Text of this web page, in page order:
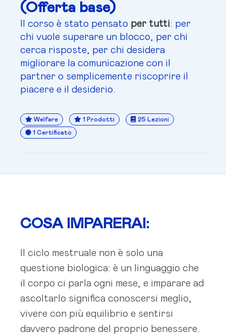
(Offerta base)
Il corso è stato pensato per tutti: per
chi vuole superare un blocco, per chi
cerca risposte, per chi desidera
migliorare la comunicazione con il
partner o semplicemente riscoprire il
piacere e il desiderio.
Welfare 1 Prodotti 25 Lezioni
1 Certificato
COSA IMPARERAI:
Il ciclo mestruale non è solo una
questione biologica: è un linguaggio che
il corpo ci parla ogni mese, e imparare ad
ascoltarlo significa conoscersi meglio,
vivere con più equilibrio e sentirsi
davvero padrone del proprio benessere.